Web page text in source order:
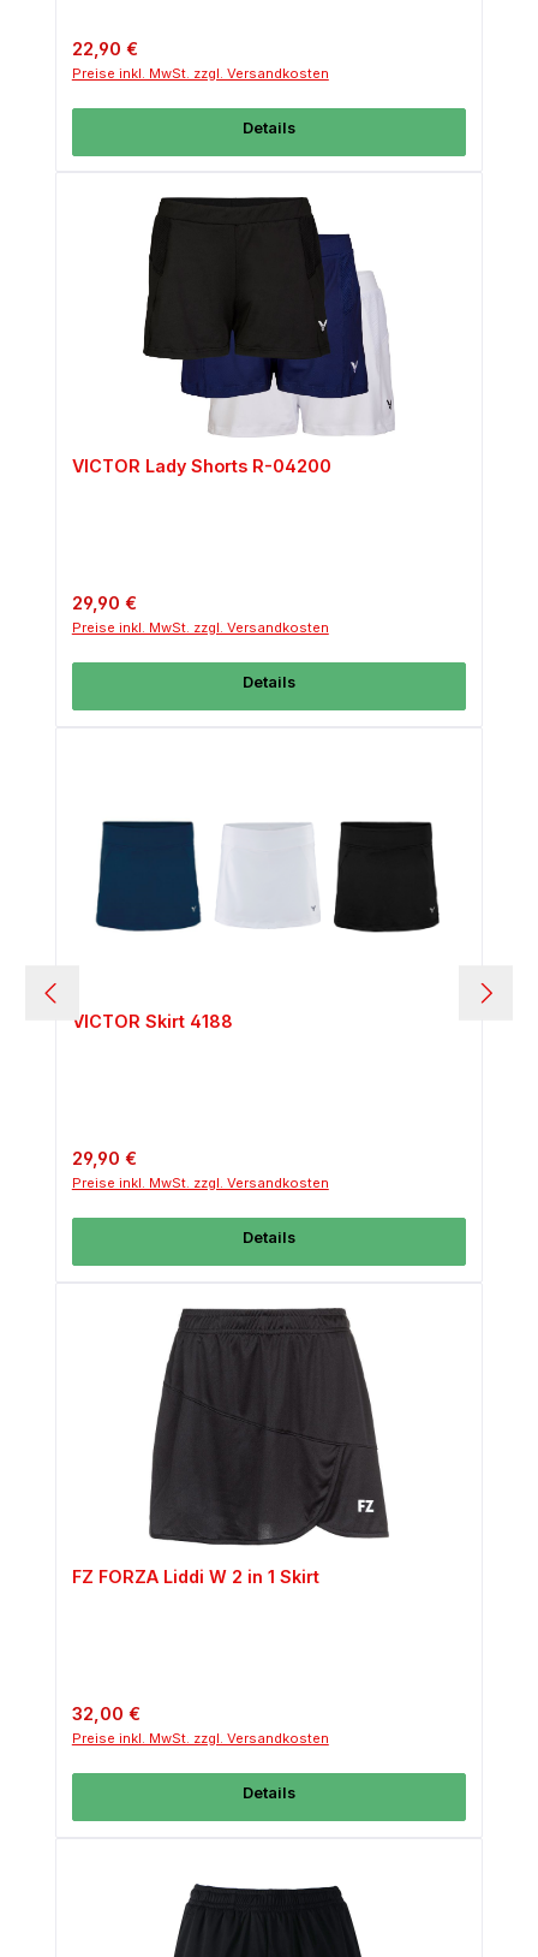
Regulärer Preis:
22,90 €
Preise inkl. MwSt. zzgl. Versandkosten
Details
VICTOR Lady Shorts R-04200
Regulärer Preis:
29,90 €
Preise inkl. MwSt. zzgl. Versandkosten
Details
VICTOR Skirt 4188
Regulärer Preis:
29,90 €
Preise inkl. MwSt. zzgl. Versandkosten
Details
FZ FORZA Liddi W 2 in 1 Skirt
Regulärer Preis:
32,00 €
Preise inkl. MwSt. zzgl. Versandkosten
Details